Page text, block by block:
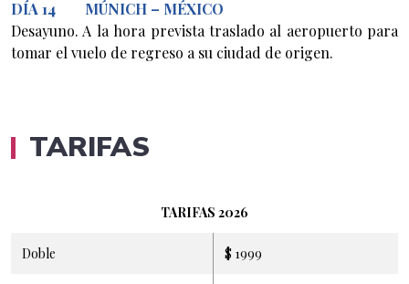
DÍA 14 MÚNICH – MÉXICO
Desayuno. A la hora prevista traslado al aeropuerto para
tomar el vuelo de regreso a su ciudad de origen.
TARIFAS
TARIFAS 2026
Doble $ 1999